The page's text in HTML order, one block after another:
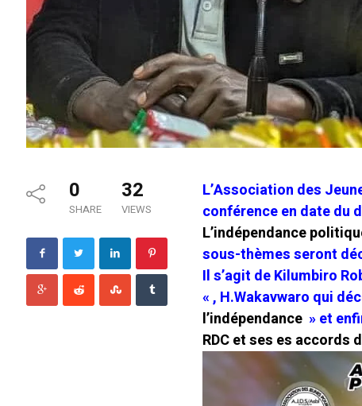
0
SHARE
32
VIEWS
L’Association des
conférence en date du
L’indépendance
sous-thèmes seront
Il s’agit de Kilumbiro
« , H.Wakavwaro qui
l’indépendance » et
RDC et ses es accords